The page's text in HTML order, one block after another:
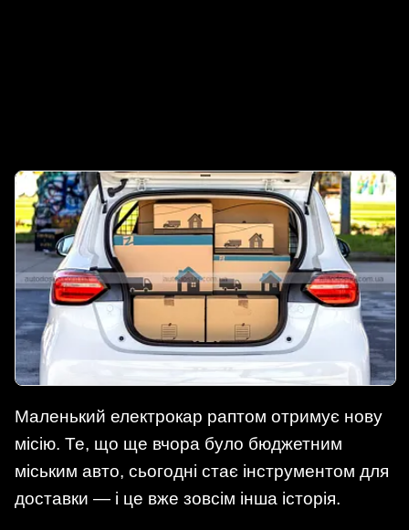
Маленький електрокар раптом отримує нову
місію. Те, що ще вчора було бюджетним
міським авто, сьогодні стає інструментом для
доставки — і це вже зовсім інша історія.